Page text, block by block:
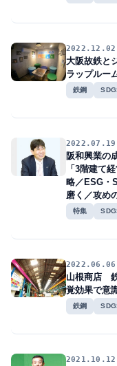
2022.12.02
大阪故鉄と
ラップルー
鉄鋼
2022.07.19
阪和興業の
「3階建て
略／ESG・
磨く／攻め
特集
2022.06.06
山根商店
覚効果で意
鉄鋼
2021.10.12